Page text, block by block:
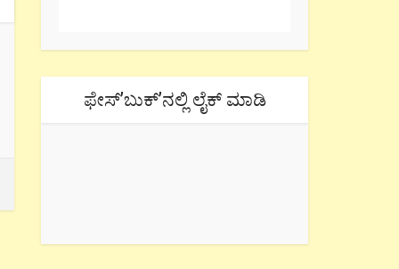
ಫೇಸ್’ಬುಕ್’ನಲ್ಲಿ ಲೈಕ್ ಮಾಡಿ